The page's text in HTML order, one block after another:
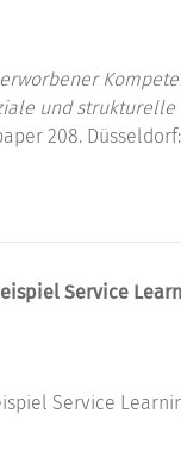
und
208.
Service
Service